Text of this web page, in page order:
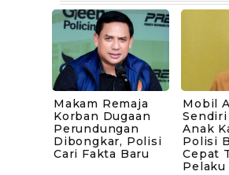
Makam Remaja
Korban Dugaan
Perundungan
Dibongkar, Polisi
Cari Fakta Baru
Mobil
Anak
Polisi
Cepat
Pelaku